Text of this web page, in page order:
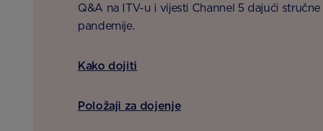
Q&A na ITV-u i vijesti Channel 5 dajući
pandemije.
Kako dojiti
Položaji za dojenje